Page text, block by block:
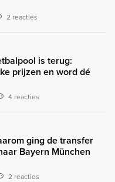
2 reacties
is terug:
prijzen en word dé
4 reacties
ging de transfer
Bayern München
2 reacties